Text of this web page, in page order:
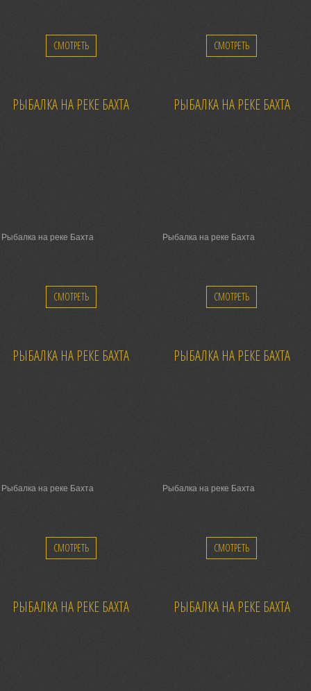
СМОТРЕТЬ СМОТРЕТЬ
РЫБАЛКА НА РЕКЕ БАХТА
Рыбалка на реке Бахта
СМОТРЕТЬ
РЫБАЛКА НА РЕКЕ БАХТА
Рыбалка на реке Бахта
СМОТРЕТЬ
РЫБАЛКА НА РЕКЕ БАХТА
Рыбалка на реке Бахта
СМОТРЕТЬ
РЫБАЛКА НА РЕКЕ БАХТА
Рыбалка на реке Бахта
СМОТРЕТЬ
РЫБАЛКА НА РЕКЕ БАХТА РЫБАЛКА НА РЕКЕ БАХТА